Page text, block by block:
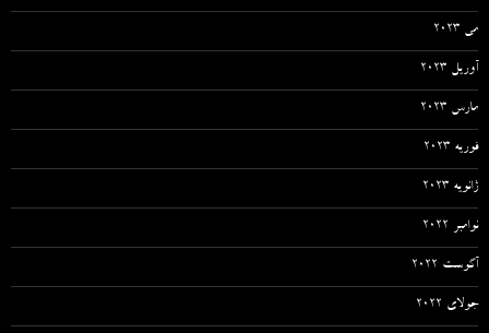
می 2023
آوریل 2023
مارس 2023
فوریه 2023
ژانویه 2023
نوامبر 2022
آگوست 2022
جولای 2022